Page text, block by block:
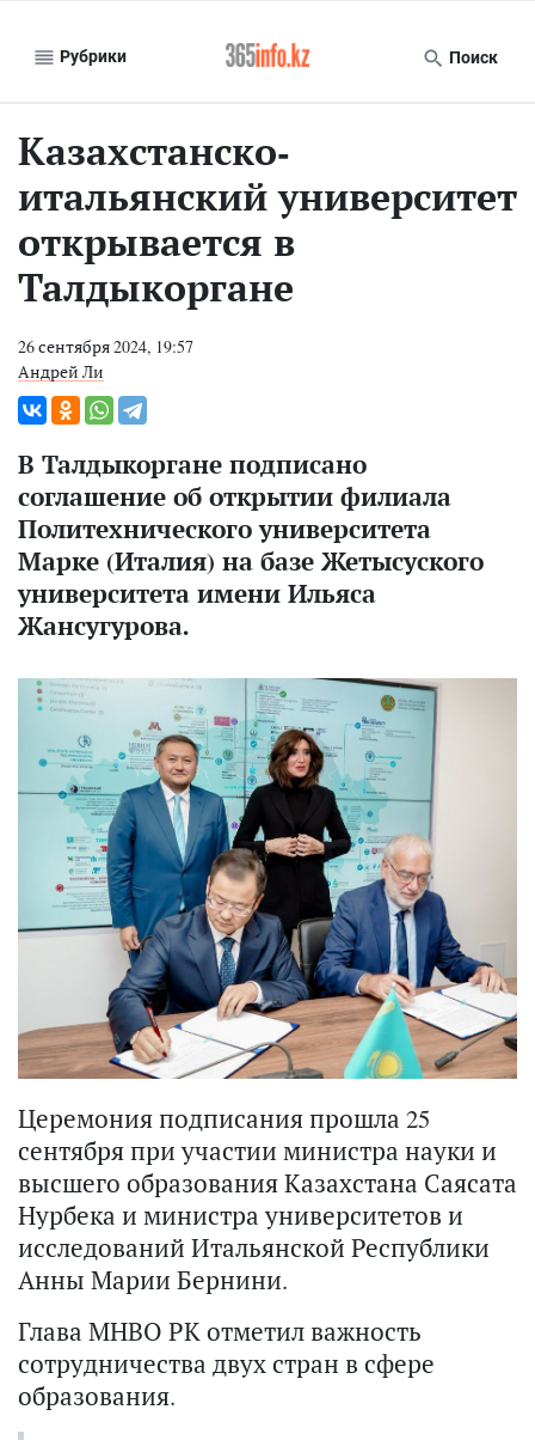
Рубрики Поиск
Казахстанско-
итальянский университет
открывается в
Талдыкоргане
26 сентября 2024, 19:57
Андрей Ли
В Талдыкоргане подписано
соглашение об открытии филиала
Политехнического университета
Марке (Италия) на базе Жетысуского
университета имени Ильяса
Жансугурова.
Церемония подписания прошла 25
сентября при участии министра науки и
высшего образования Казахстана Саясата
Нурбека и министра университетов и
исследований Итальянской Республики
Анны Марии Бернини.
Глава МНВО РК отметил важность
сотрудничества двух стран в сфере
образования.